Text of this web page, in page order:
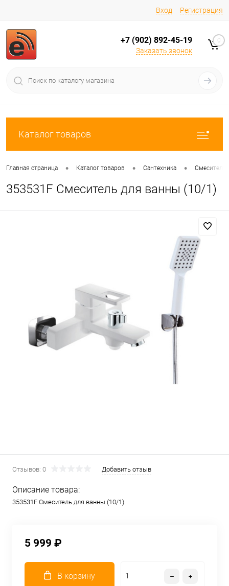
Вход Регистрация
+7 (902) 892-45-19
Заказать звонок
0
Каталог товаров
Главная страница • Каталог товаров • Сантехника • Смесители
353531F Смеситель для ванны (10/1)
Отзывов: 0 Добавить отзыв
Описание товара:
353531F Смеситель для ванны (10/1)
5 999 ₽
В корзину